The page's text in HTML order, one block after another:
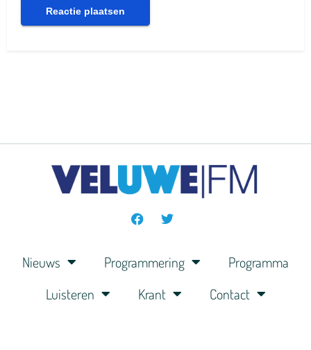
Nieuws Programmering
Programma
Luisteren
Krant Contact